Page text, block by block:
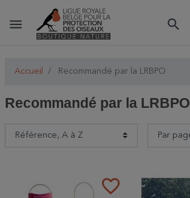
menu search
Accueil Recommandé par la LRBPO
Recommandé par la LRBPO
favorite_border